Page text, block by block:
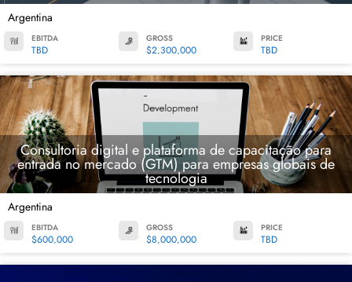
Argentina
EBITDA
TBD
GROSS
$2,300,000
PRICE
TBD
Consultoria digital e plataforma de capacitação para
entrada no mercado (GTM) para empresas globais de
tecnologia
Argentina
EBITDA
$600,000
GROSS
$8,000,000
PRICE
TBD